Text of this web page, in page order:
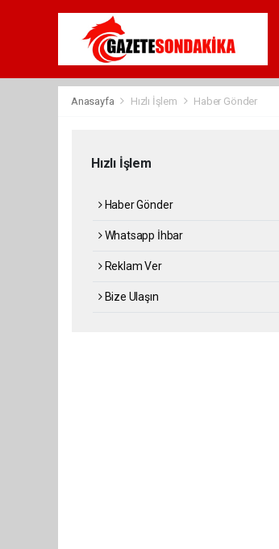
Anasayfa Hızlı İşlem Haber Gönder
Hızlı İşlem
Haber Gönder
Whatsapp İhbar
Reklam Ver
Bize Ulaşın